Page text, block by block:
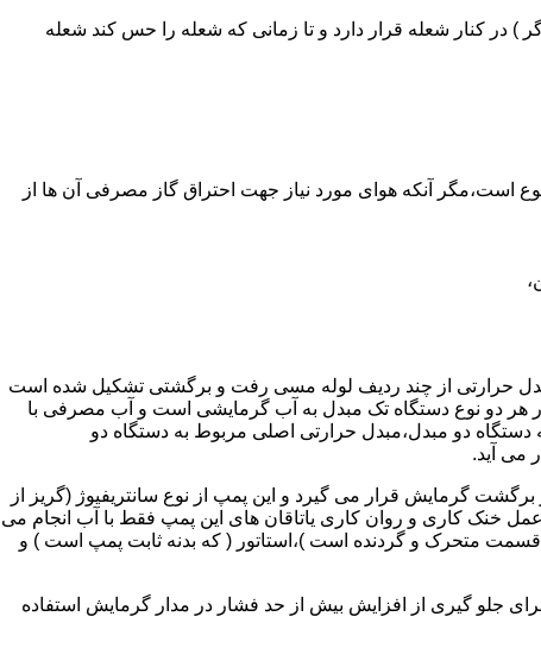
کنار شعله قرار دارد و تا زمانی که شعله را حس کند شعله
در واحدهای مسکونی و غیر مسکونی که مسحت آن ها کمتر از 60 متر مربع باشد ممنوع است،مگر آنکه هوای مورد نیاز جهت احتراق گاز مصرفی آن ها از
حرارتی از چند ردیف لوله مسی رفت و برگشتی تشکیل شده است
هر دو نوع دستگاه تک مبدل به آب گرمایشی است و آب مصرفی با
دستگاه دو مبدل،مبدل حرارتی اصلی مربوط به دستگاه دو
می آید.
گرمایش قرار می گیرد و این پمپ از نوع سانتریفیوژ (گریز از
باشد،عمل خنک کاری و روان کاری یاتاقان های این پمپ فقط با آب انجام می
قسمت متحرک و گردنده است )،استاتور ( که بدنه ثابت پمپ است ) و
جلو گیری از افزایش بیش از حد فشار در مدار گرمایش استفاده